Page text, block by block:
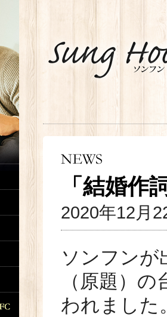
「結婚作
2020年12月
ソンフンが
（原題）
われました